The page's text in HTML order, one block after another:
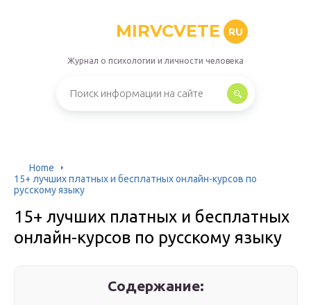
MIRVCVETE RU
Журнал о психологии и личности человека
Home
15+ лучших платных и бесплатных онлайн-курсов по
русскому языку
15+ лучших платных и бесплатных
онлайн-курсов по русскому языку
Содержание: